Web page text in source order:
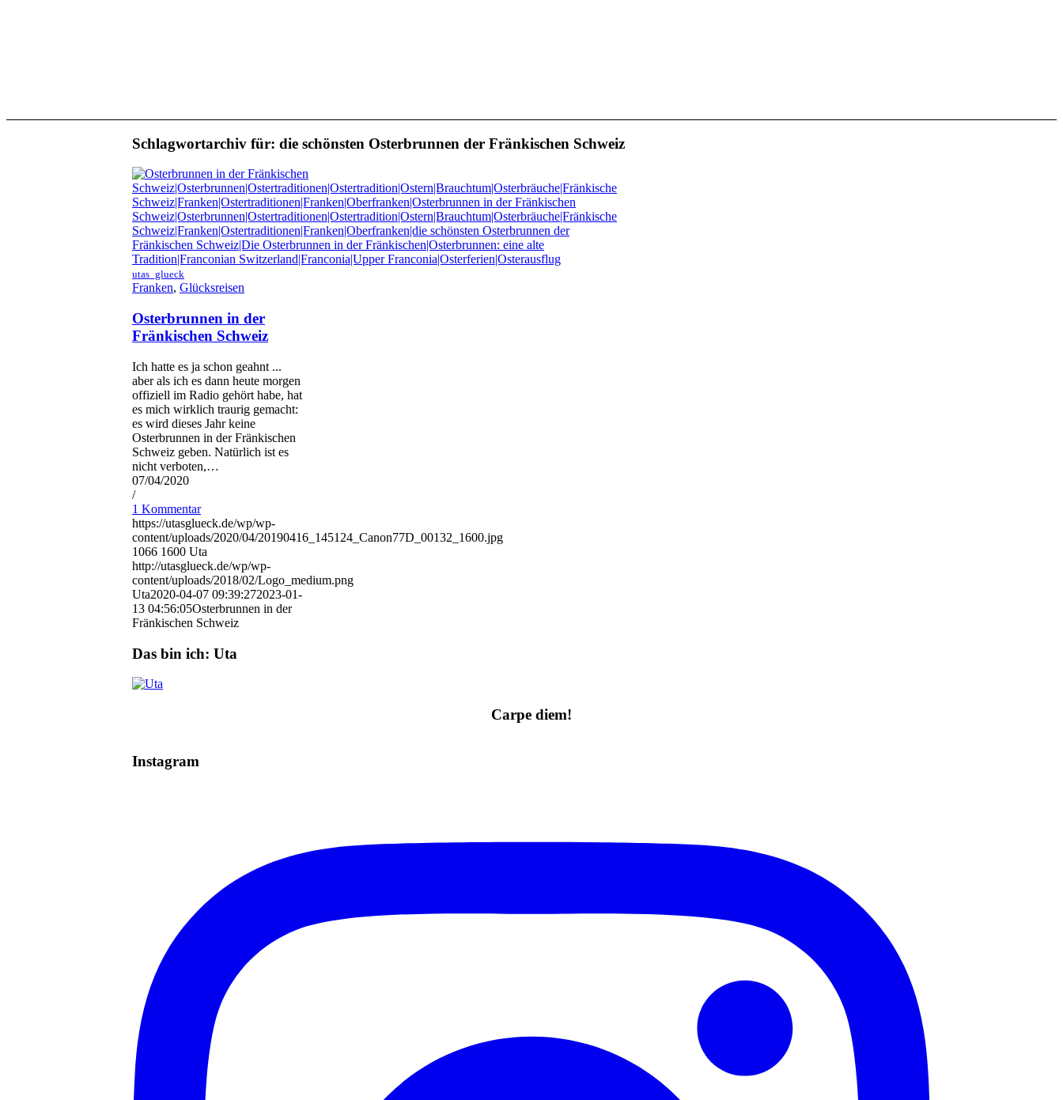
Schlagwortarchiv für: die schönsten Osterbrunnen der Fränkischen Schweiz
utas_glueck
Franken, Glücksreisen
Osterbrunnen in der
Fränkischen Schweiz
Ich hatte es ja schon geahnt ...
aber als ich es dann heute morgen
offiziell im Radio gehört habe, hat
es mich wirklich traurig gemacht:
es wird dieses Jahr keine
Osterbrunnen in der Fränkischen
Schweiz geben. Natürlich ist es
nicht verboten,…
07/04/2020
/
1 Kommentar
https://utasglueck.de/wp/wp-
content/uploads/2020/04/20190416_145124_Canon77D_00132_1600.jpg
1066 1600 Uta
http://utasglueck.de/wp/wp-
content/uploads/2018/02/Logo_medium.png
Uta2020-04-07 09:39:272023-01-
13 04:56:05Osterbrunnen in der
Fränkischen Schweiz
Das bin ich: Uta
Carpe diem!
Instagram